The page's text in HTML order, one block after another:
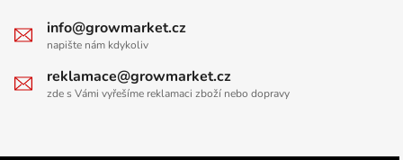
info@growmarket.cz
napište nám kdykoliv
reklamace@growmarket.cz
zde s Vámi vyřešíme reklamaci zboží nebo dopravy